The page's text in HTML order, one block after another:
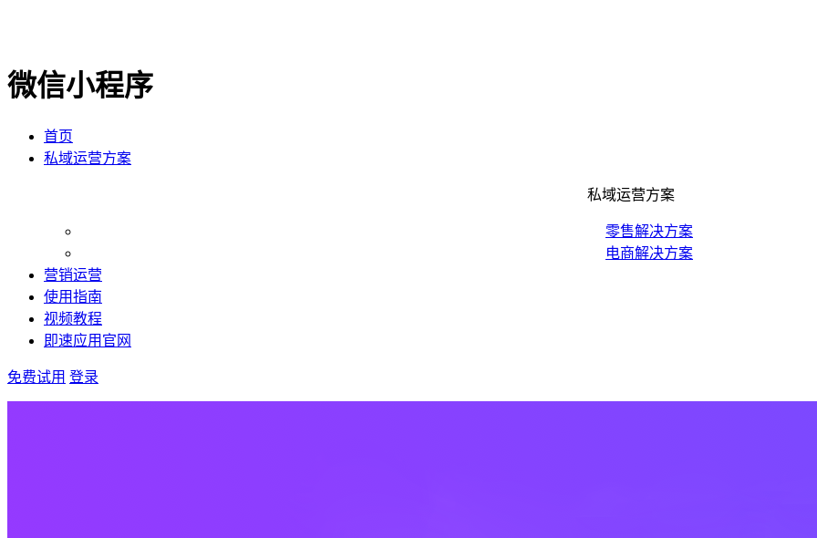
微信小程序
首页
私域运营方案
私域运营方案
零售解决方案
电商解决方案
营销运营
使用指南
视频教程
即速应用官网
免费试用 登录